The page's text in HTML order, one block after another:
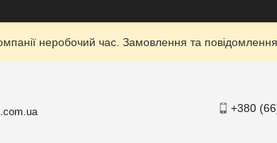
неробочий час. Замовлення та
+380